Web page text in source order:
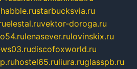
habble.rustarbucksvia.ru
elestal.ruvektor-doroga.ru
lenasever.rulovinskix.ru
discofoxworld.ru
hostel65.ruliura.ruglasspb.ru